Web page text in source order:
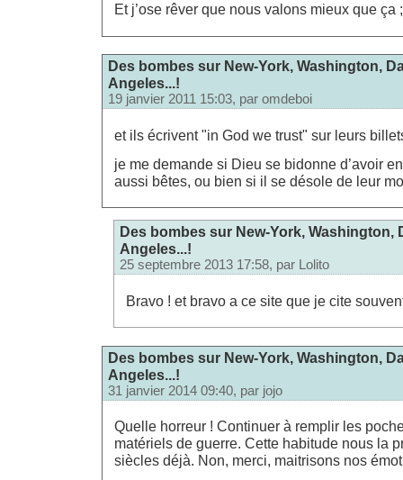
Et j’ose rêver que nous valons mieux que ça
Des bombes sur New-York, Washington,
Angeles...!
19 janvier 2011 15:03, par omdeboi
et ils écrivent "in God we trust" sur leurs
je me demande si Dieu se bidonne d’avoir
aussi bêtes, ou bien si il se désole de leur
Des bombes sur New-York, Washington,
Angeles...!
25 septembre 2013 17:58, par Lolito
Bravo ! et bravo a ce site que je cite
Des bombes sur New-York, Washington,
Angeles...!
31 janvier 2014 09:40, par jojo
Quelle horreur ! Continuer à remplir les
matériels de guerre. Cette habitude nous la
siècles déjà. Non, merci, maitrisons nos